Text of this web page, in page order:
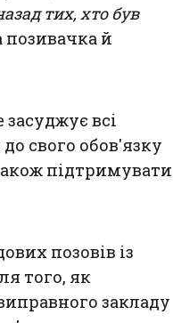
тих, хто був
позивачка й
всі
свого обов'язку
підтримувати
позовів із
того, як
закладу